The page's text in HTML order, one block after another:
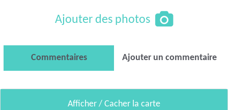
Ajouter des photos
Commentaires Ajouter un commentaire
Afficher / Cacher la carte